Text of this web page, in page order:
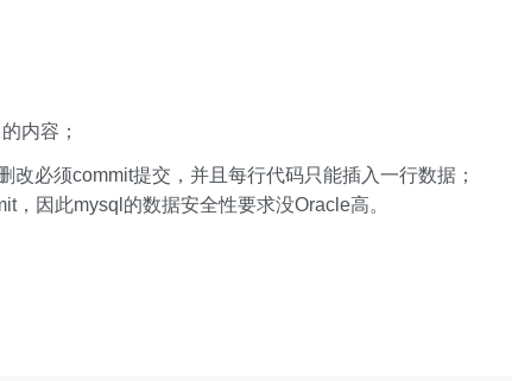
内容；
必须commit提交，并且每行代码只能插入一行数据；
，因此mysql的数据安全性要求没Oracle高。